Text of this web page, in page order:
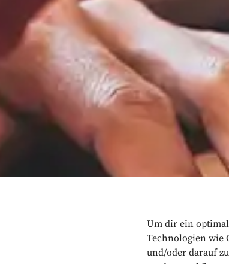
Um dir ein
Technologien wie
und/oder darauf
Durchdacht, individuell, nachhaltig